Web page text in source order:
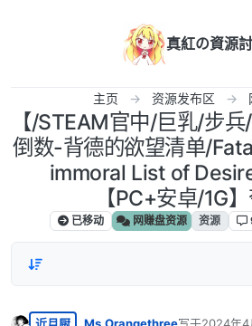
真紅の資源
主页 资源发布区
【/STEAM官中/巨乳/步
倒数-背德的欲望清单/
immoral List of
【PC+安卓/1G
已移动 网赚盘资源 资源